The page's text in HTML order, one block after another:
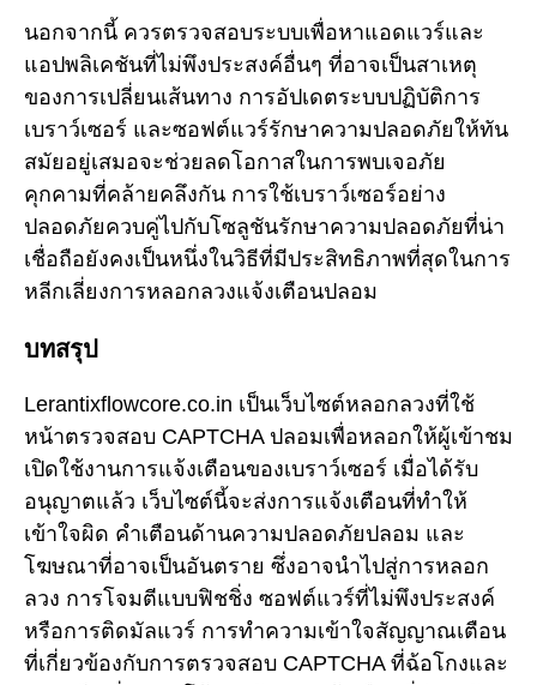
นอกจากนี้ ควรตรวจสอบระบบเพื่อหาแอดแวร์และ
แอปพลิเคชันที่ไม่พึงประสงค์อื่นๆ ที่อาจเป็นสาเหตุ
ของการเปลี่ยนเส้นทาง การอัปเดตระบบปฏิบัติการ
เบราว์เซอร์ และซอฟต์แวร์รักษาความปลอดภัยให้ทัน
สมัยอยู่เสมอจะช่วยลดโอกาสในการพบเจอภัย
คุกคามที่คล้ายคลึงกัน การใช้เบราว์เซอร์อย่าง
ปลอดภัยควบคู่ไปกับโซลูชันรักษาความปลอดภัยที่น่า
เชื่อถือยังคงเป็นหนึ่งในวิธีที่มีประสิทธิภาพที่สุดในการ
หลีกเลี่ยงการหลอกลวงแจ้งเตือนปลอม
บทสรุป
Lerantixflowcore.co.in เป็นเว็บไซต์หลอกลวงที่ใช้
หน้าตรวจสอบ CAPTCHA ปลอมเพื่อหลอกให้ผู้เข้าชม
เปิดใช้งานการแจ้งเตือนของเบราว์เซอร์ เมื่อได้รับ
อนุญาตแล้ว เว็บไซต์นี้จะส่งการแจ้งเตือนที่ทำให้
เข้าใจผิด คำเตือนด้านความปลอดภัยปลอม และ
โฆษณาที่อาจเป็นอันตราย ซึ่งอาจนำไปสู่การหลอก
ลวง การโจมตีแบบฟิชชิ่ง ซอฟต์แวร์ที่ไม่พึงประสงค์
หรือการติดมัลแวร์ การทำความเข้าใจสัญญาณเตือน
ที่เกี่ยวข้องกับการตรวจสอบ CAPTCHA ที่ฉ้อโกงและ